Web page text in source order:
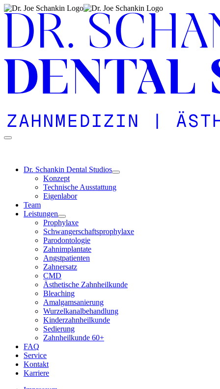
Zu
springen
Dr. Schankin Dental Studios
Konzept
Technische Ausstattung
Eigen­labor
Team
Leistungen
Prophy­laxe
Schwanger­schafts­prophylaxe
Paro­donto­logie
Zahn­implantate
Angst­patienten
Zahn­ersatz
CMD
Ästhetische Zahn­heilkunde
Bleaching
Amalgam­sanierung
Wurzel­kanal­behandlung
Kinder­zahn­heilkunde
Sedierung
Zahn­heilkunde 60+
FAQ
Service
Kontakt
Karriere